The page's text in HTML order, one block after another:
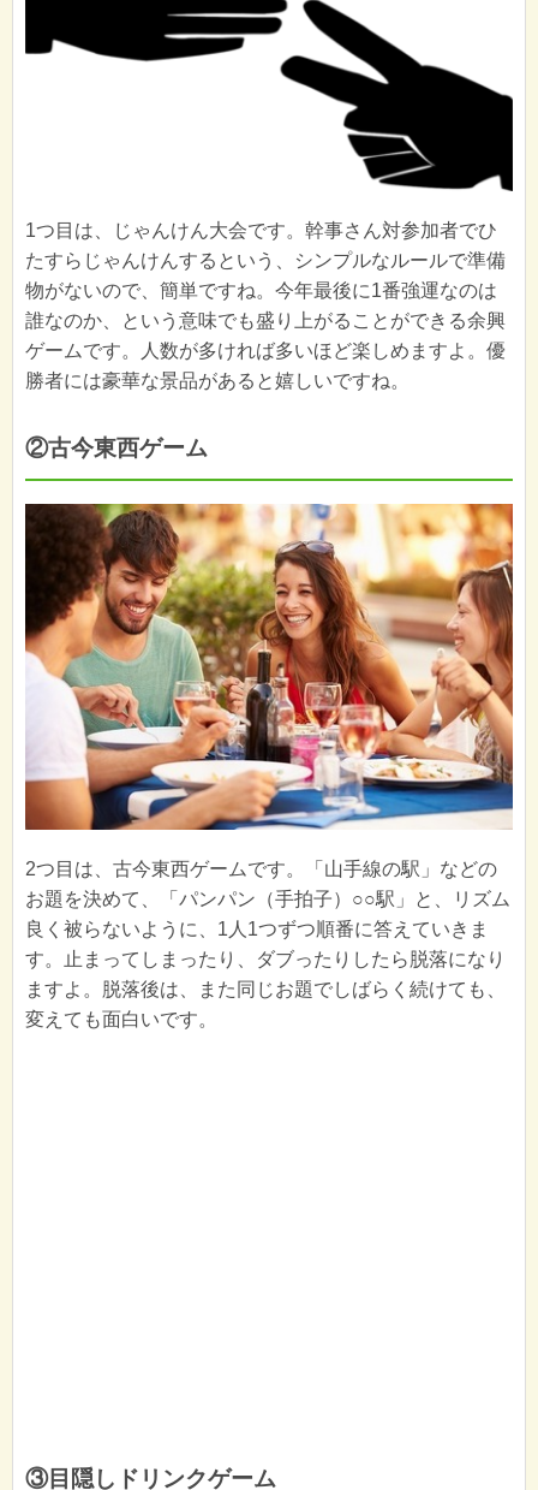
1つ目は、じゃんけん大会です。幹事さん対参加者でひ
たすらじゃんけんするという、シンプルなルールで準備
物がないので、簡単ですね。今年最後に1番強運なのは
誰なのか、という意味でも盛り上がることができる余興
ゲームです。人数が多ければ多いほど楽しめますよ。優
勝者には豪華な景品があると嬉しいですね。
②古今東西ゲーム
2つ目は、古今東西ゲームです。「山手線の駅」などの
お題を決めて、「パンパン（手拍子）○○駅」と、リズム
良く被らないように、1人1つずつ順番に答えていきま
す。止まってしまったり、ダブったりしたら脱落になり
ますよ。脱落後は、また同じお題でしばらく続けても、
変えても面白いです。
③目隠しドリンクゲーム